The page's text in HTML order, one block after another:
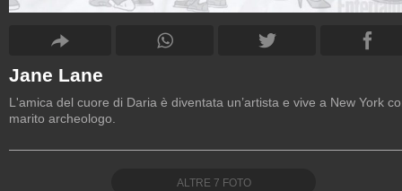
Jane Lane
L'amica del cuore di Daria è diventata un’artista e vive a New York
marito archeologo.
ALTRE 7 FOTO